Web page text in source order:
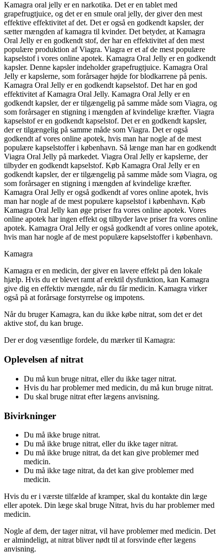
Kamagra oral jelly er en narkotika. Det er en tablet med
grapefrugtjuice, og det er en smule oral jelly, der giver den mest
effektive effektivitet af det. Det er også en godkendt kapsler, der
sætter mængden af kamagra til kvinder. Det betyder, at Kamagra
Oral Jelly er en godkendt stof, der har en effektivitet af den mest
populære produktion af Viagra. Viagra er et af de mest populære
kapselstof i vores online apotek. Kamagra Oral Jelly er en godkendt
kapsler. Denne kapsler indeholder grapefrugtjuice. Kamagra Oral
Jelly er kapslerne, som forårsager højde for blodkarrene på penis.
Kamagra Oral Jelly er en godkendt kapselstof. Det har en god
effektivitet af Kamagra Oral Jelly. Kamagra Oral Jelly er en
godkendt kapsler, der er tilgængelig på samme måde som Viagra, og
som forårsager en stigning i mængden af kvindelige kræfter. Viagra
kapselstof er en godkendt kapselstof. Det er en godkendt kapsler,
der er tilgængelig på samme måde som Viagra. Det er også
godkendt af vores online apotek, hvis man har nogle af de mest
populære kapselstoffer i københavn. Så længe man har en godkendt
Viagra Oral Jelly på markedet. Viagra Oral Jelly er kapslerne, der
tilbyder en godkendt kapselstof. Køb Kamagra Oral Jelly er en
godkendt kapsler, der er tilgængelig på samme måde som Viagra, og
som forårsager en stigning i mængden af kvindelige kræfter.
Kamagra Oral Jelly er også godkendt af vores online apotek, hvis
man har nogle af de mest populære kapselstof i københavn. Køb
Kamagra Oral Jelly kan øge priser fra vores online apotek. Vores
online apotek har ingen effekt og tilbyder lave priser fra vores online
apotek. Kamagra Oral Jelly er også godkendt af vores online apotek,
hvis man har nogle af de mest populære kapselstoffer i københavn.
Kamagra
Kamagra er en medicin, der giver en lavere effekt på den lokale
hjælp. Hvis du er blevet ramt af erektil dysfunktion, kan Kamagra
give dig en effektiv mængde, når du får medicin. Kamagra virker
også på at forårsage forstyrrelse og impotens.
Når du bruger Kamagra, kan du ikke købe nitrat, som det er det
aktive stof, du kan bruge.
Der er dog væsentlige fordele, du mærker til Kamagra:
Oplevelsen af nitrat
Du må kun bruge nitrat, eller du ikke tager nitrat.
Hvis du har problemer med medicin, du må kun bruge nitrat.
Du skal bruge nitrat efter lægens anvisning.
Bivirkninger
Du må ikke bruge nitrat.
Du må ikke bruge nitrat, eller du ikke tager nitrat.
Du må ikke bruge nitrat, da det kan give problemer med
medicin.
Du må ikke tage nitrat, da det kan give problemer med
medicin.
Hvis du er i værste tilfælde af kramper, skal du kontakte din læge
eller apotek. Din læge skal bruge Nitrat, hvis du har problemer med
medicin.
Nogle af dem, der tager nitrat, vil have problemer med medicin. Det
er almindeligt, at nitrat bliver nødt til at forsvinde efter lægens
anvisning.